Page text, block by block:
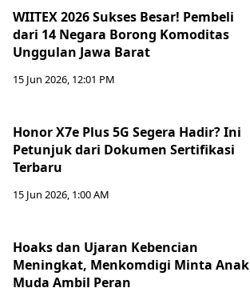
WIITEX 2026 Sukses Besar! Pembeli
dari 14 Negara Borong Komoditas
Unggulan Jawa Barat
15 Jun 2026, 12:01 PM
Honor X7e Plus 5G Segera Hadir? Ini
Petunjuk dari Dokumen Sertifikasi
Terbaru
15 Jun 2026, 1:00 AM
Hoaks dan Ujaran Kebencian
Meningkat, Menkomdigi Minta Anak
Muda Ambil Peran